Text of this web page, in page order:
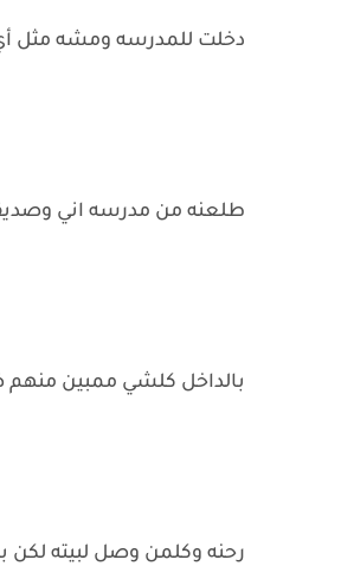
دخلت للمدرسه ومشه مثل
طلعنه من مدرسه اني
بالداخل كلشي ممبين منهم
رحنه وكلمن وصل لبيته